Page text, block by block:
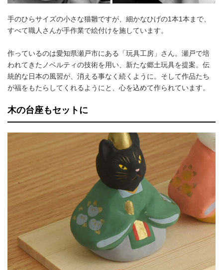
手のひらサイズの小さな猫雛ですが、細かなひげの1本1本まで、
すべて職人さんが手作業で絵付けを施しています。
作っているのは愛知県瀬戸市にある「玩具工房」さん。瀬戸で培
われてきたノベルティの技術を用い、新たな郷土玩具を提案。伝
統的な日本の風習が、消える事なく続くように。そして作品たち
が福をもたらしてくれるようにと、心を込めて作られています。
木の台座もセットに